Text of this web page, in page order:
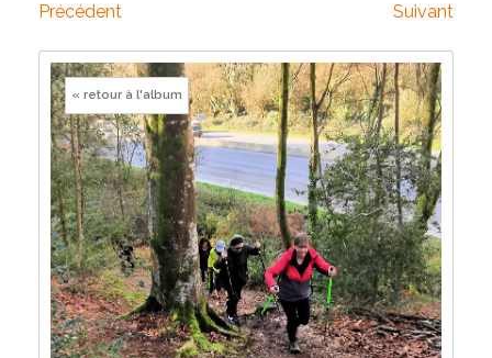
Précédent Suivant
« retour à l'album